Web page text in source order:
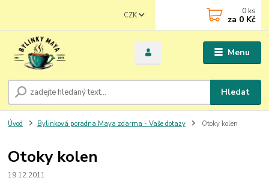
Menu
CZK
Hledat
0 ks
za 0 Kč
Úvod Bylinková poradna Maya zdarma - Vaše dotazy Otoky kolen
Otoky kolen
19.12.2011